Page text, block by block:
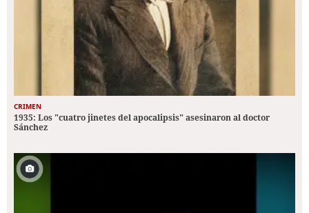
CRIMEN
1935: Los "cuatro jinetes del apocalipsis" asesinaron al doctor
Sánchez